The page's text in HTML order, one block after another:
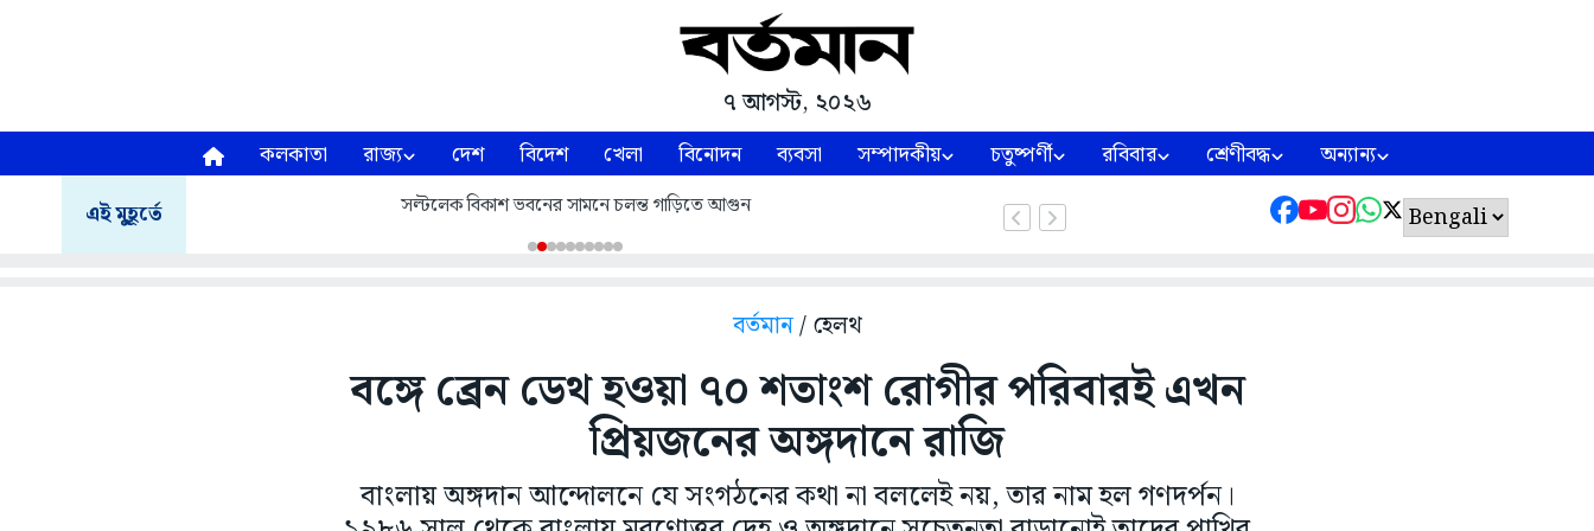
৭ আগস্ট, ২০২৬
কলকাতা রাজ্য দেশ বিদেশ খেলা বিনোদন ব্যবসা সম্পাদকীয় চতুষ্পর্ণী রবিবার শ্রেণীবদ্ধ অন্যান্য
এই মুহূর্তে সল্টলেক বিকাশ ভবনের সামনে চলন্ত গাড়িতে আগুন
বর্তমান/ হেলথ
বঙ্গে ব্রেন ডেথ হওয়া ৭০ শতাংশ রোগীর পরিবারই এখন
প্রিয়জনের অঙ্গদানে রাজি
বাংলায় অঙ্গদান আন্দোলনে যে সংগঠনের কথা না বললেই নয়, তার নাম হল গণদর্পন।